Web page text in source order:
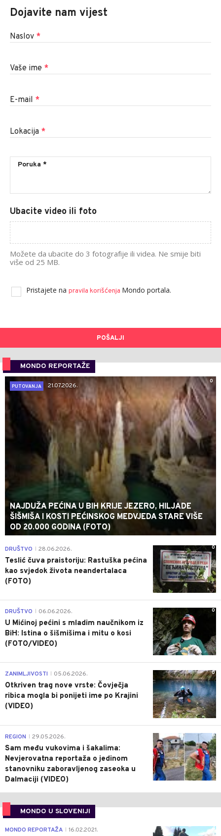
Dojavite nam vijest
Naslov *
Vaše ime *
E-mail *
Lokacija *
Ubacite video ili foto
Možete da ubacite do 3 fotografije ili videa. Ne smije biti
više od 25 MB.
Pristajete na pravila korišćenja Mondo portala.
POŠALJI
MONDO REPORTAŽE
0
PUTOVANJA
21.07.2026.
NAJDUŽA PEĆINA U BIH KRIJE JEZERO, HILJADE
ŠIŠMIŠA I KOSTI PEĆINSKOG MEDVJEDA STARE VIŠE
OD 20.000 GODINA (FOTO)
0
DRUŠTVO 28.06.2026.
Teslić čuva praistoriju: Rastuška pećina
kao svjedok života neandertalaca
(FOTO)
0
DRUŠTVO 06.06.2026.
U Mićinoj pećini s mladim naučnikom iz
BiH: Istina o šišmišima i mitu o kosi
(FOTO/VIDEO)
0
ZANIMLJIVOSTI 05.06.2026.
Otkriven trag nove vrste: Čovječja
ribica mogla bi ponijeti ime po Krajini
(VIDEO)
0
REGION 29.05.2026.
Sam među vukovima i šakalima:
Nevjerovatna reportaža o jedinom
stanovniku zaboravljenog zaseoka u
Dalmaciji (VIDEO)
MONDO U SLOVENIJI
4
MONDO REPORTAŽA 16.02.2021.